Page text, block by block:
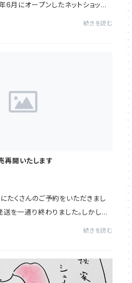
月にオープンしたネットショップ
主に「魔法のお茶」をご愛顧いただき
続きを読む
再開いたします
たくさんのご予約をいただきまし
を一通り終わりました。しかしな
続きを読む